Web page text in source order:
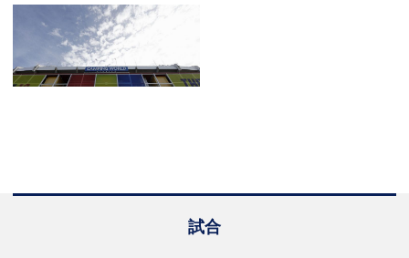
試合